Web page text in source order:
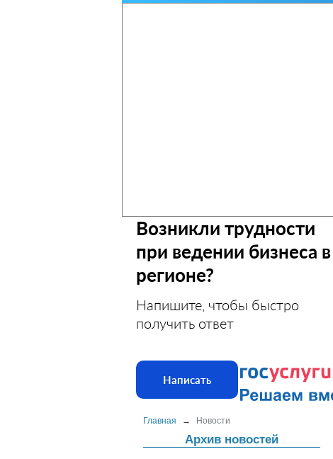
Возникли трудности
при ведении бизнеса в
регионе?
Напишите, чтобы быстро
получить ответ
Написать
Главная → Новости
Архив новостей